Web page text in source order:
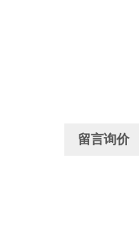
留言询价